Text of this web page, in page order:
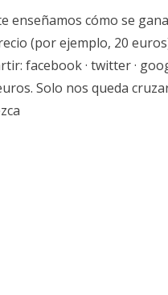
enseñamos cómo se
(por ejemplo, 20
facebook · twitter ·
Solo nos queda